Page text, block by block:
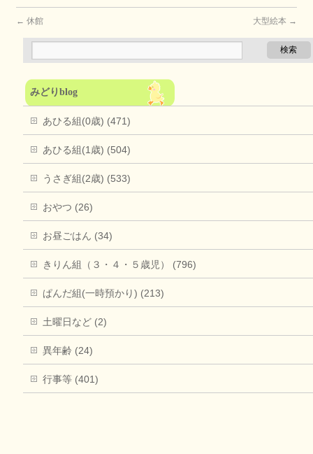
← 休館 大型絵本 →
みどりblog
あひる組(0歳) (471)
あひる組(1歳) (504)
うさぎ組(2歳) (533)
おやつ (26)
お昼ごはん (34)
きりん組（３・４・５歳児） (796)
ぱんだ組(一時預かり) (213)
土曜日など (2)
異年齢 (24)
行事等 (401)